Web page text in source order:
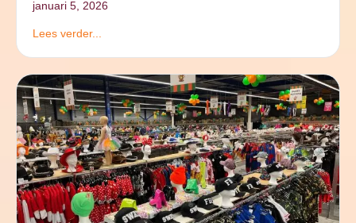
januari 5, 2026
Lees verder...